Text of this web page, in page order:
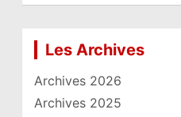
Les Archives
Archives 2026
Archives 2025